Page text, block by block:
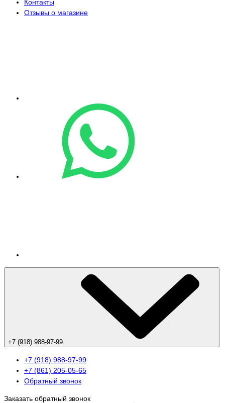
Контакты
Отзывы о магазине
+7 (918) 988-97-99
+7 (918) 988-97-99
+7 (861) 205-05-65
Обратный звонок
Заказать обратный звонок